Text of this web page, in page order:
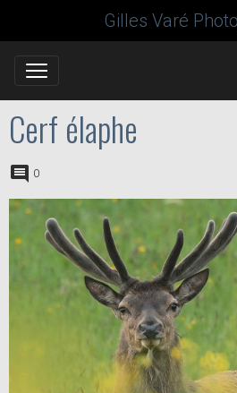
Gilles Varé
Cerf élaphe
0